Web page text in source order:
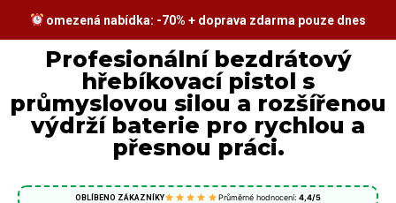
omezená nabídka: -70% + doprava zdarma pouze dnes
Profesionální bezdrátový
hřebíkovací pistol s
průmyslovou silou a rozšířenou
výdrží baterie pro rychlou a
přesnou práci.
OBLÍBENO ZÁKAZNÍKY Průměrné hodnocení:4,4/5